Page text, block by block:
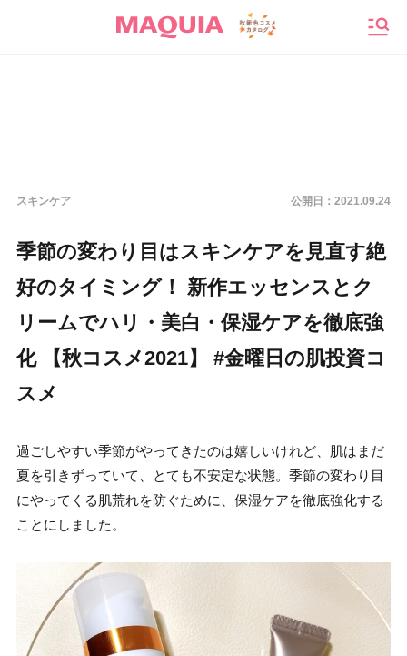
スキンケア 公開日： 2021.09.24
季節の変わり目はスキンケアを見直す絶
好のタイミング！ 新作エッセンスとク
リームでハリ・美白・保湿ケアを徹底強
化 【秋コスメ2021】 #金曜日の肌投資コ
スメ
過ごしやすい季節がやってきたのは嬉しいけれど、肌はまだ
夏を引きずっていて、とても不安定な状態。季節の変わり目
にやってくる肌荒れを防ぐために、保湿ケアを徹底強化する
ことにしました。